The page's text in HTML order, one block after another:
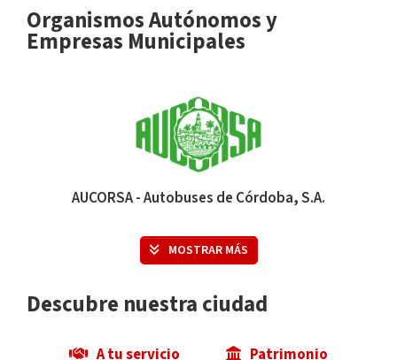
Igualdad Ciudadana
Vía Pública
Servicios
Básicos
Urbanismo,
Organismos Autónomos y
Empresas Municipales
AUCORSA - Autobuses de Córdoba, S.A.
MOSTRAR MÁS
Descubre nuestra ciudad
A tu servicio Patrimonio